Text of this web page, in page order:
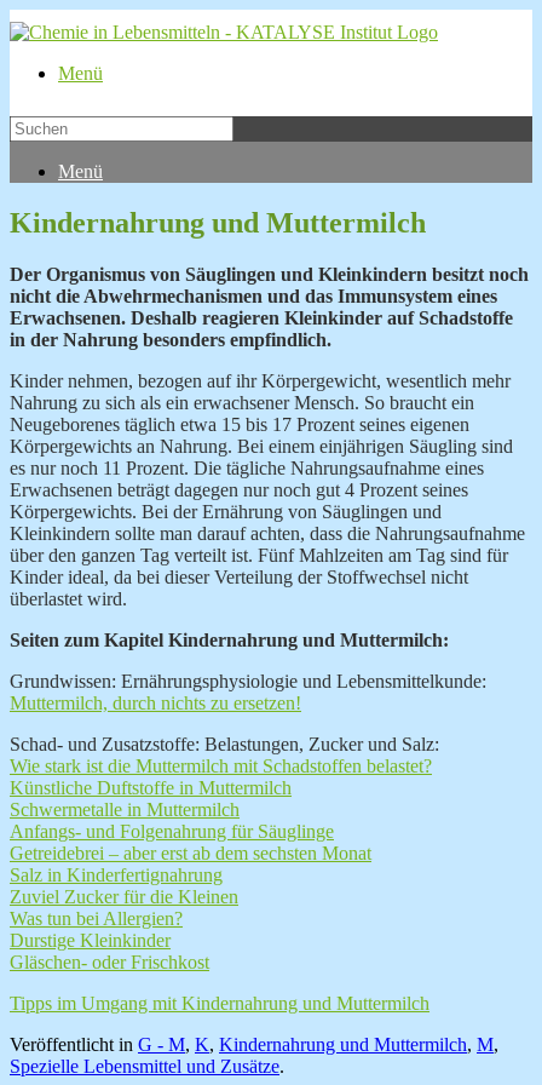
Menü
Menü
Kindernahrung und Muttermilch
Der Organismus von Säuglingen und Kleinkindern besitzt noch
nicht die Abwehrmechanismen und das Immunsystem eines
Erwachsenen. Deshalb reagieren Kleinkinder aufSchadstoffe
in der Nahrung besonders empfindlich.
Kinder nehmen, bezogen auf ihr Körpergewicht, wesentlich mehr
Nahrung zu sich als ein erwachsener Mensch. So braucht ein
Neugeborenes täglich etwa 15 bis 17 Prozent seines eigenen
Körpergewichts an Nahrung. Bei einem einjährigen Säugling sind
es nur noch 11 Prozent. Die tägliche Nahrungsaufnahme eines
Erwachsenen beträgt dagegen nur noch gut 4 Prozent seines
Körpergewichts. Bei der Ernährung von Säuglingen und
Kleinkindern sollte man darauf achten, dass die Nahrungsaufnahme
über den ganzen Tag verteilt ist. Fünf Mahlzeiten am Tag sind für
Kinder ideal, da bei dieser Verteilung der Stoffwechsel nicht
überlastet wird.
Seiten zum Kapitel Kindernahrung und Muttermilch:
Grundwissen: Ernährungsphysiologie und Lebensmittelkunde:
Muttermilch, durch nichts zu ersetzen!
Schad- und Zusatzstoffe: Belastungen, Zucker und Salz:
Wie stark ist die Muttermilch mit Schadstoffen belastet?
Künstliche Duftstoffe in Muttermilch
Schwermetalle in Muttermilch
Anfangs- und Folgenahrung für Säuglinge
Getreidebrei – aber erst ab dem sechsten Monat
Salz in Kinderfertignahrung
Zuviel Zucker für die Kleinen
Was tun bei Allergien?
Durstige Kleinkinder
Gläschen- oder Frischkost
Tipps im Umgang mit Kindernahrung und Muttermilch
Veröffentlicht in G - M, K, Kindernahrung und Muttermilch, M,
Spezielle Lebensmittel und Zusätze.